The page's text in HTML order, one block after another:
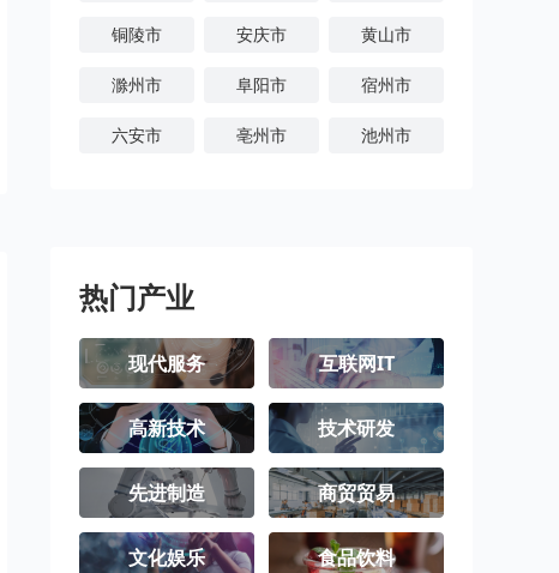
铜陵市 安庆市 黄山市
滁州市 阜阳市 宿州市
六安市 亳州市 池州市
热门产业
现代服务 互联网IT
高新技术 技术研发
先进制造 商贸贸易
文化娱乐 食品饮料